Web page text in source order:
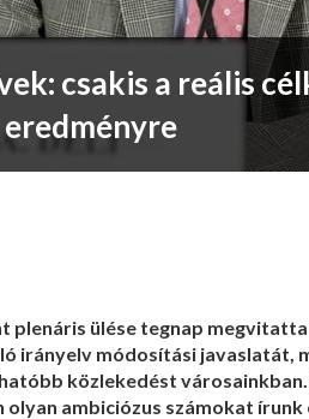
csakis a reális
plenáris ülése tegnap
irányelv módosítási javaslatát,
közlekedést városainkban.
olyan ambiciózus számokat